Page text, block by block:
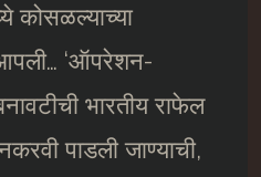
कोसळल्याच्या
‘ऑपरेशन-
भारतीय राफेल
पाडली जाण्याची,